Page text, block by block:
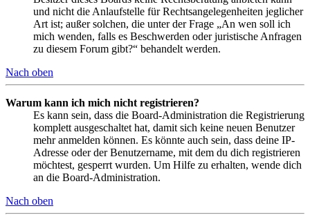
und nicht die Anlaufstelle für Rechtsangelegenheiten jeglicher
Art ist; außer solchen, die unter der Frage „An wen soll ich
mich wenden, falls es Beschwerden oder juristische Anfragen
zu diesem Forum gibt?“ behandelt werden.
Nach oben
Warum kann ich mich nicht registrieren?
Es kann sein, dass die Board-Administration die Registrierung
komplett ausgeschaltet hat, damit sich keine neuen Benutzer
mehr anmelden können. Es könnte auch sein, dass deine IP-
Adresse oder der Benutzername, mit dem du dich registrieren
möchtest, gesperrt wurden. Um Hilfe zu erhalten, wende dich
an die Board-Administration.
Nach oben